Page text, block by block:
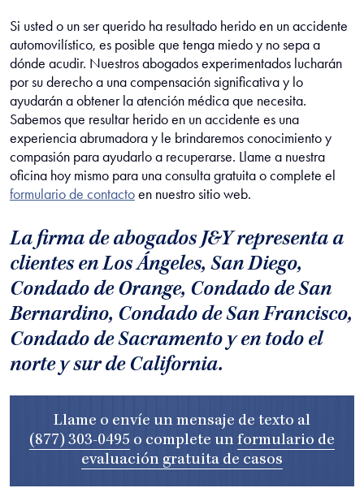
Si usted o un ser querido ha resultado herido en un accidente
automovilístico, es posible que tenga miedo y no sepa a
dónde acudir. Nuestros abogados experimentados lucharán
por su derecho a una compensación significativa y lo
ayudarán a obtener la atención médica que necesita.
Sabemos que resultar herido en un accidente es una
experiencia abrumadora y le brindaremos conocimiento y
compasión para ayudarlo a recuperarse. Llame a nuestra
oficina hoy mismo para una consulta gratuita o complete el
formulario de contactoen nuestro sitio web.
La firma de abogados J&Y representa a
clientes enLos Ángeles, San Diego,
Condado de Orange, Condado de San
Bernardino, Condado de San Francisco,
Condado de Sacramento y en todo el
norte y sur de California.
Llame o envíe un mensaje de texto al
(877) 303-0495 o complete un formulario de
evaluación gratuita de casos